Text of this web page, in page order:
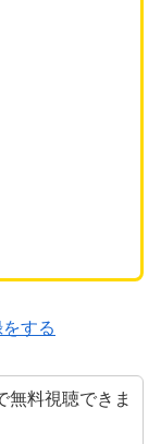
する
無料視聴できま